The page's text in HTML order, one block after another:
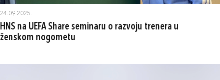
24.09.2025.
HNS na UEFA Share seminaru o razvoju trenera u
ženskom nogometu